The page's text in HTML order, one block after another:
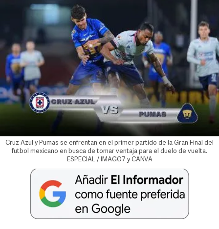
Cruz Azul y Pumas se enfrentan en el primer partido de la Gran Final del
futbol mexicano en busca de tomar ventaja para el duelo de vuelta.
ESPECIAL / IMAGO7 y CANVA